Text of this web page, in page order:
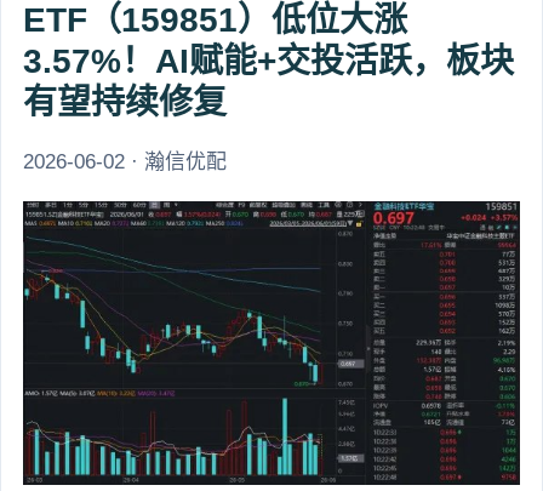
ETF（159851）低位大涨
3.57%！AI赋能+交投活跃，板块
有望持续修复
2026-06-02 · 瀚信优配